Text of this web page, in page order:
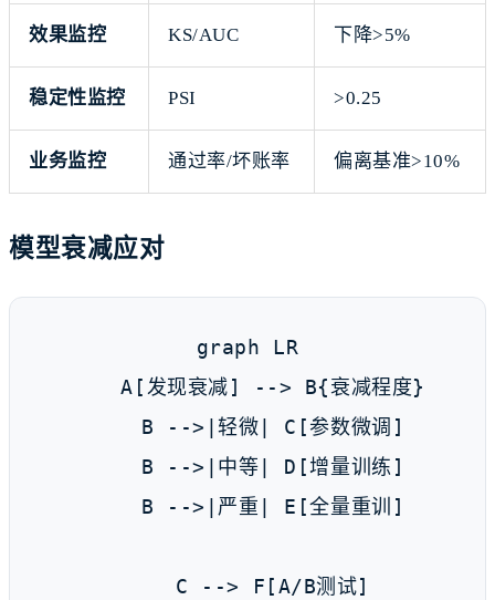
效果监控 KS/AUC 下降>5%
稳定性监控 PSI >0.25
业务监控 通过率/坏账率 偏离基准>10%
模型衰减应对
graph LR
    A[发现衰减] --> B{衰减程度}
    B -->|轻微| C[参数微调]
    B -->|中等| D[增量训练]
    B -->|严重| E[全量重训]
    C --> F[A/B测试]